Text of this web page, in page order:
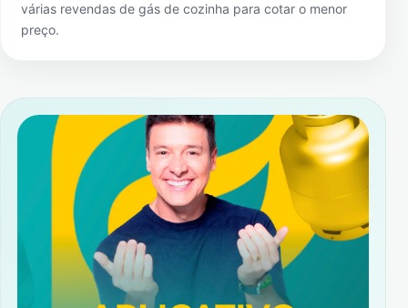
várias revendas de gás de cozinha para cotar o menor
preço.